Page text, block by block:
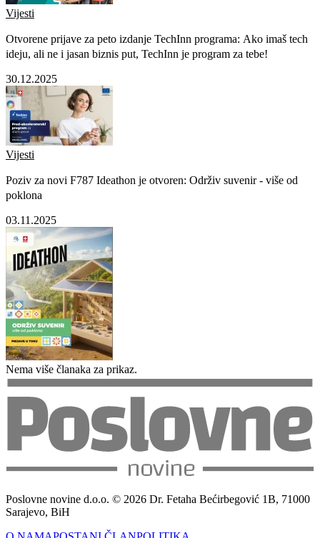
Vijesti
Otvorene prijave za peto izdanje TechInn programa: Ako imaš tech
ideju, ali ne i jasan biznis put, TechInn je program za tebe!
30.12.2025
Vijesti
Poziv za novi F787 Ideathon je otvoren: Održiv suvenir - više od
poklona
03.11.2025
Nema više članaka za prikaz.
Poslovne novine d.o.o. © 2026 Dr. Fetaha Bećirbegović 1B, 71000
Sarajevo, BiH